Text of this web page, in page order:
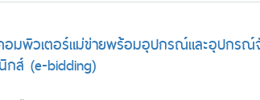
อมพิวเตอร์แม่ข่ายพร้อมอุปกรณ์และอุปกร
กส์ (e-bidding)